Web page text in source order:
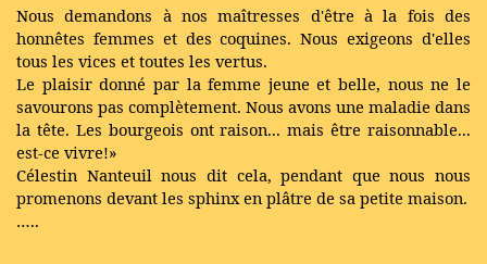
Nous demandons à nos maîtresses d'être à la fois des
honnêtes femmes et des coquines. Nous exigeons d'elles
tous les vices et toutes les vertus.
Le plaisir donné par la femme jeune et belle, nous ne le
savourons pas complètement. Nous avons une maladie dans
la tête. Les bourgeois ont raison... mais être raisonnable...
est-ce vivre!»
Célestin Nanteuil nous dit cela, pendant que nous nous
promenons devant les sphinx en plâtre de sa petite maison.
…..